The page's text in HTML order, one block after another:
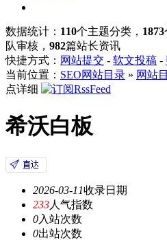
数据统计： 110个主题分类， 1873
队审核， 982篇站长资讯
快捷方式： 网站提交 - 软文投稿 -
当前位置： SEO网站目录 » 网站
点详细
希沃白板
2026-03-11收录日期
233人气指数
0入站次数
0出站次数